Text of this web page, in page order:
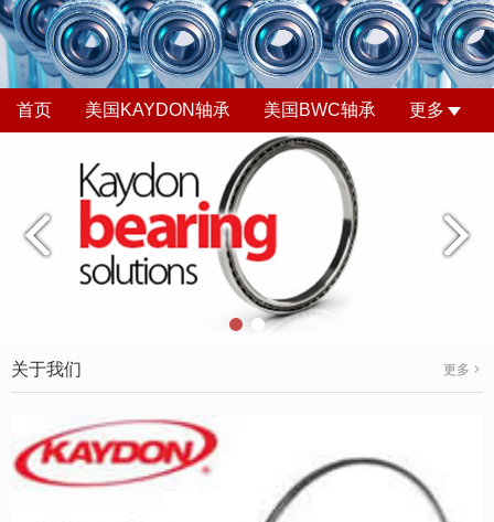
首页 美国KAYDON轴承 美国BWC轴承 更多
关于我们 更多